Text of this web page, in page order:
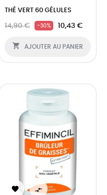
THÉ VERT 60 GÉLULES
14,90 € -30% 10,43 €
 AJOUTER AU PANIER
 